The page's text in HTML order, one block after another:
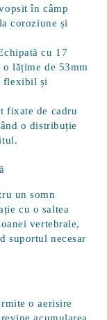
în câmp
coroziune și
cu 17
lățime de 53mm
flexibil și
fixate de cadru
o distribuție
un somn
cu o saltea
vertebrale,
suportul necesar
oaerisire